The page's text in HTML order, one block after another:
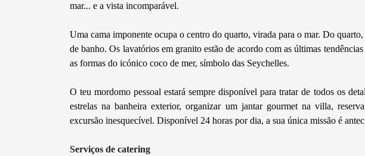
mar... e a vista incomparável.
Uma cama imponente ocupa o centro do quarto, virada para o mar. Do
de banho. Os lavatórios em granito estão de acordo com as últimas
as formas do icónico coco de mer, símbolo das Seychelles.
O teu mordomo pessoal estará sempre disponível para tratar de todos os
estrelas na banheira exterior, organizar um jantar gourmet na villa,
excursão inesquecível. Disponível 24 horas por dia, a sua única missão é
Serviços de catering